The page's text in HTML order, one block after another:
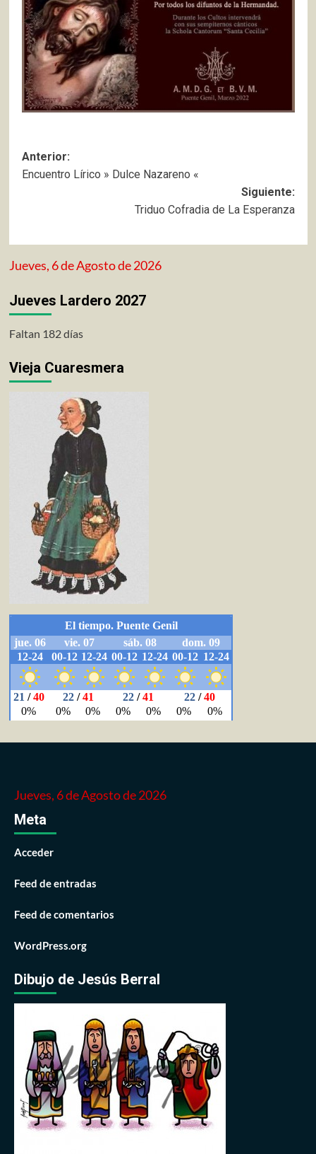
Navegación
de
Anterior:
Encuentro Lírico » Dulce Nazareno «
Siguiente:
Triduo Cofradia de La Esperanza
Jueves, 6 de Agosto de 2026
Jueves Lardero 2027
Faltan 182 días
Vieja Cuaresmera
Jueves, 6 de Agosto de 2026
Meta
Acceder
Feed de entradas
Feed de comentarios
WordPress.org
Dibujo de Jesús Berral